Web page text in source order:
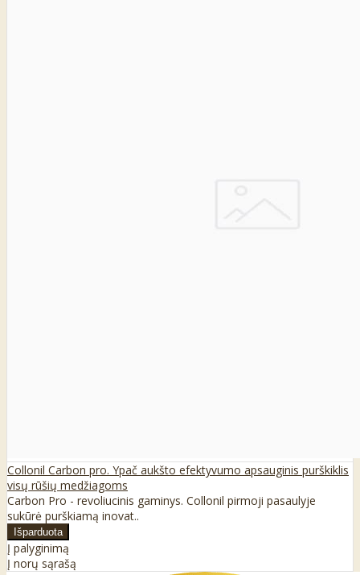
Collonil Carbon pro. Ypač aukšto efektyvumo apsauginis purškiklis
visų rūšių medžiagoms
Carbon Pro - revoliucinis gaminys. Collonil pirmoji pasaulyje
sukūrė purškiamą inovat..
Į palyginimą
Į norų sąrašą